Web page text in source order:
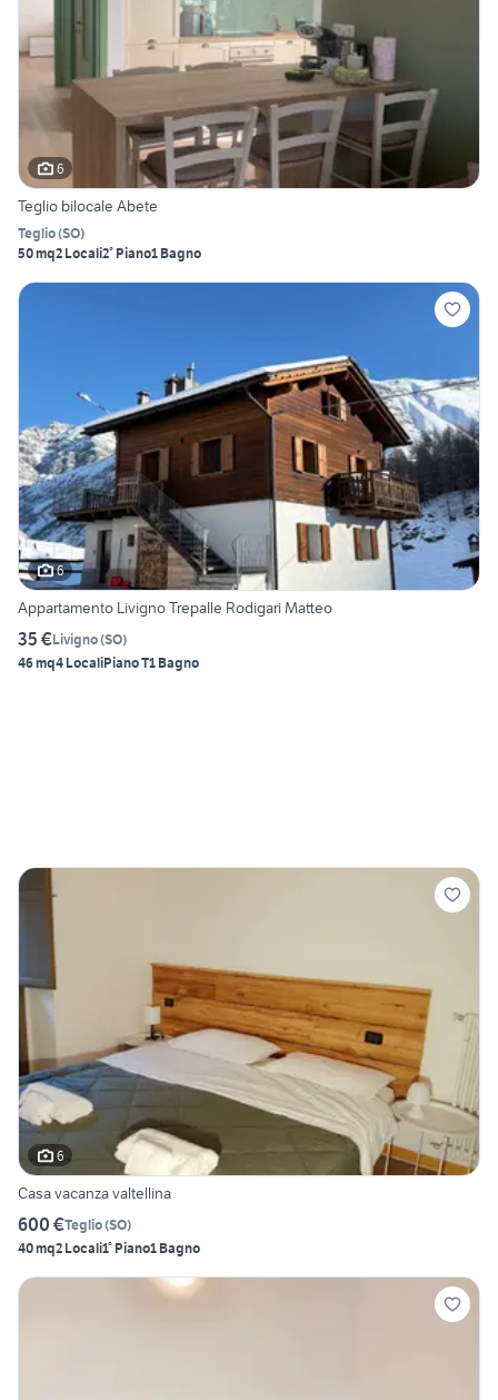
6
Teglio bilocale Abete
Teglio(SO)
50 mq2 Locali2° Piano1 Bagno
6
Appartamento Livigno Trepalle Rodigari Matteo
35 €Livigno(SO)
46 mq4 LocaliPiano T1 Bagno
6
Casa vacanza valtellina
600 €Teglio(SO)
40 mq2 Locali1° Piano1 Bagno